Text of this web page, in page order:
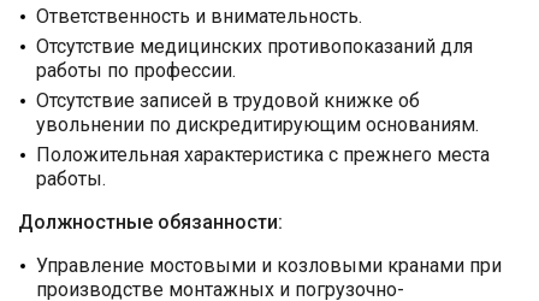
Ответственность и внимательность.
Отсутствие медицинских противопоказаний для
работы по профессии.
Отсутствие записей в трудовой книжке об
увольнении по дискредитирующим основаниям.
Положительная характеристика с прежнего места
работы.
Должностные обязанности:
Управление мостовыми и козловыми кранами при
производстве монтажных и погрузочно-